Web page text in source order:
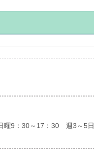
曜9：30～17：30 週3～5日